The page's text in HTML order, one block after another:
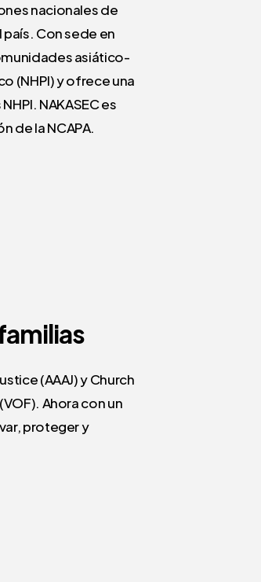
nacionales de
Con sede en
asiático-
(NHPI) y ofrece una
NAKASEC es
de la NCAPA.
(AAAJ) y Church
Ahora con un
proteger y